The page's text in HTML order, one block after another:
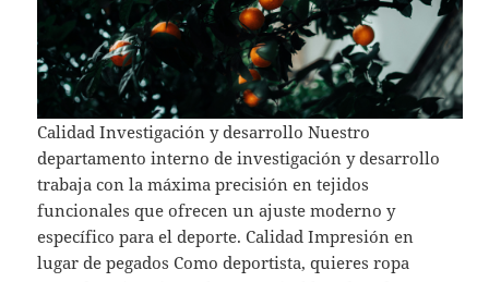
Calidad Investigación y desarrollo Nuestro
departamento interno de investigación y desarrollo
trabaja con la máxima precisión en tejidos
funcionales que ofrecen un ajuste moderno y
específico para el deporte. Calidad Impresión en
lugar de pegados Como deportista, quieres ropa